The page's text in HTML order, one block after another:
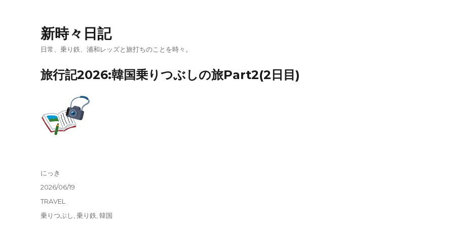
新時々日記
日常、乗り鉄、浦和レッズと旅打ちのことを時々。
旅行記2026:韓国乗りつぶしの旅Part2(2日目)
投
にっき
投
2026/06/19
カ
テ
TRAVEL
タ
乗りつぶし ,乗り鉄 ,韓国